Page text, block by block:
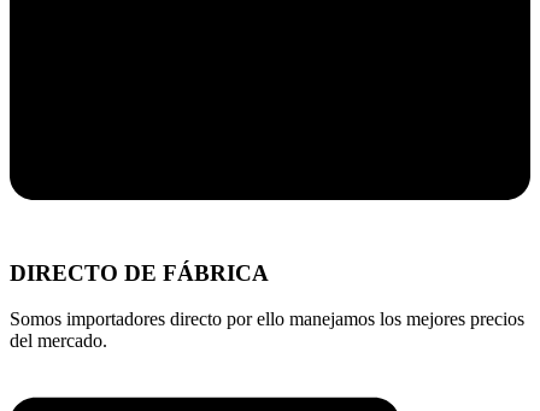
DIRECTO DE FÁBRICA
Somos importadores directo por ello manejamos los mejores precios
del mercado.